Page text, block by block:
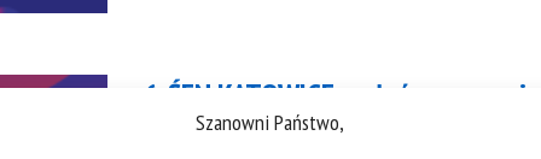
Szanowni Państwo,
6. ŚFN KATOWICE: zgłoś